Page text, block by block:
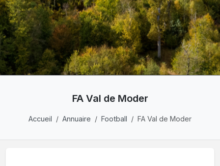
FA Val de Moder
Accueil Annuaire Football FA Val de Moder